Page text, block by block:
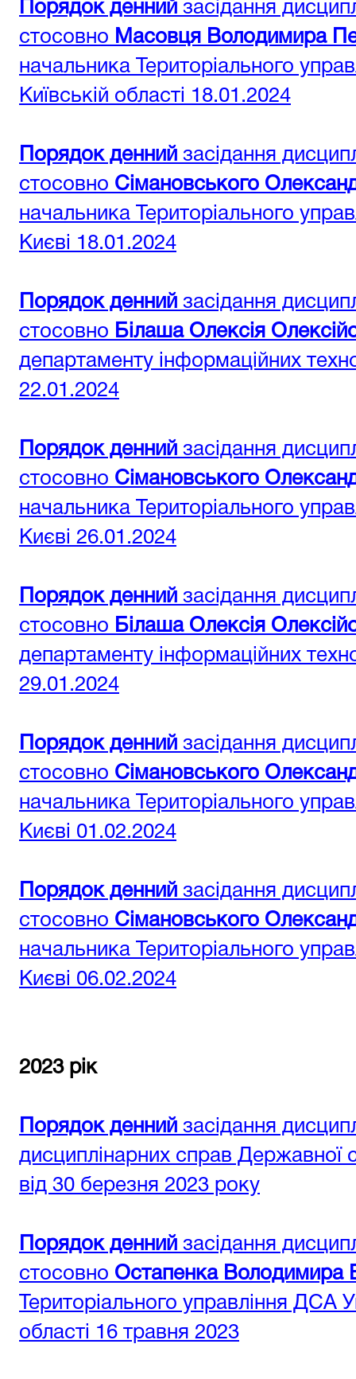
Порядок денний засідання
стосовно Масовця Володимира
начальника Територіального
Київській області 18.01.2024
Порядок денний засідання
стосовно Сімановського
начальника Територіального
Києві 18.01.2024
Порядок денний засідання
стосовно Білаша Олексія
департаменту інформаційних
22.01.2024
Порядок денний засідання
стосовно Сімановського
начальника Територіального
Києві 26.01.2024
Порядок денний засідання
стосовно Білаша Олексія
департаменту інформаційних
29.01.2024
Порядок денний засідання
стосовно Сімановського
начальника Територіального
Києві 01.02.2024
Порядок денний засідання
стосовно Сімановського
начальника Територіального
Києві 06.02.2024
2023 рік
Порядок денний засідання
дисциплінарних справ Державної
від 30 березня 2023 року
Порядок денний засідання
стосовно Остапенка Володимира
Територіального управління ДСА
області 16 травня 2023